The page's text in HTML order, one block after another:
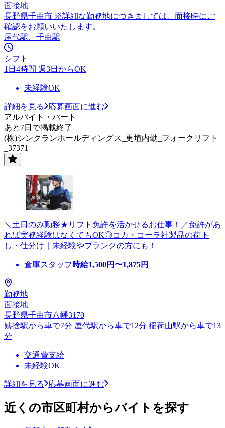
面接地
長野県千曲市 ※詳細な勤務地につきましては、面接時にご
確認をお願いいたします。
屋代駅、千曲駅
シフト
1日4時間 週3日からOK
未経験OK
詳細を見る
応募画面に進む
アルバイト・パート
あと7日で掲載終了
(株)シンクランホールディングス_更埴内勤_フォークリフト
_37371
＼土日のみ勤務★リフト免許を活かせるお仕事！／免許があ
れば実務経験はなくてもOK◎コカ・コーラ社製品の荷下
し・仕分け｜未経験やブランクの方にも！
倉庫スタッフ 時給1,500円〜1,875円
勤務地
面接地
長野県千曲市八幡3170
姨捨駅から車で7分 屋代駅から車で12分 稲荷山駅から車で13
分
交通費支給
未経験OK
詳細を見る 応募画面に進む
近くの市区町村からバイトを探す